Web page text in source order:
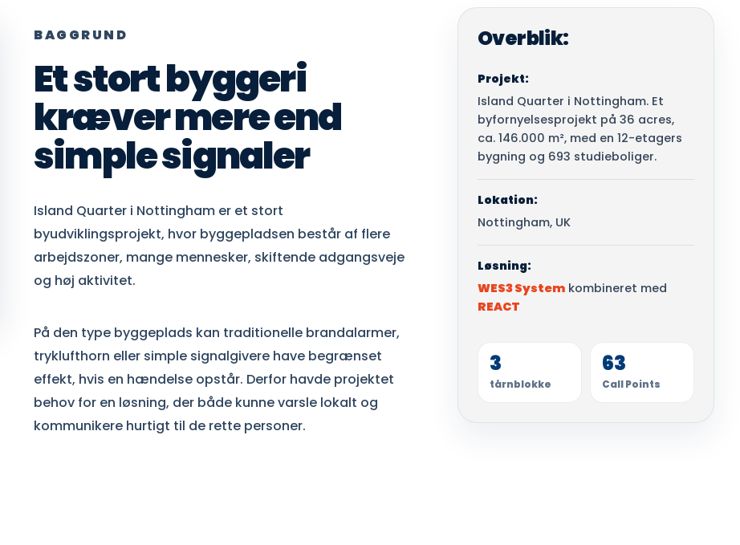
BAGGRUND
Et stort byggeri
kræver mere end
simple signaler
Island Quarter i Nottingham er et stort
byudviklingsprojekt, hvor byggepladsen består af flere
arbejdszoner, mange mennesker, skiftende adgangsveje
og høj aktivitet.
På den type byggeplads kan traditionelle brandalarmer,
tryklufthorn eller simple signalgivere have begrænset
effekt, hvis en hændelse opstår. Derfor havde projektet
behov for en løsning, der både kunne varsle lokalt og
kommunikere hurtigt til de rette personer.
Overblik:
Projekt:
Island Quarter i Nottingham. Et
byfornyelsesprojekt på 36 acres,
ca. 146.000 m², med en 12-etagers
bygning og 693 studieboliger.
Lokation:
Nottingham, UK
Løsning:
WES3 System kombineret med
REACT
3
tårnblokke
63
Call Points